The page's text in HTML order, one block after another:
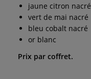
jaune citron nacré
vert de mai nacré
bleu cobalt nacré
or blanc
Prix par coffret.